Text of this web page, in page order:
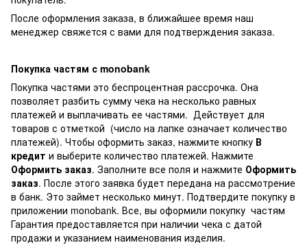
После оформления заказа, в ближайшее время наш
менеджер свяжется с вами для подтверждения заказа.
Покупка частям с monobank
Покупка частями это беспроцентная рассрочка. Она
позволяет разбить сумму чека на несколько равных
платежей и выплачивать ее частями. Действует для
товаров с отметкой (число на лапке означает количество
платежей). Чтобы оформить заказ, нажмите кнопку В
кредит и выберите количество платежей. Нажмите
Оформить заказ. Заполните все поля и нажмите Оформить
заказ. После этого заявка будет передана на рассмотрение
в банк. Это займет несколько минут. Подтвердите покупку в
приложении monobank. Все, вы оформили покупку частям
Гарантия предоставляется при наличии чека с датой
продажи и указанием наименования изделия.